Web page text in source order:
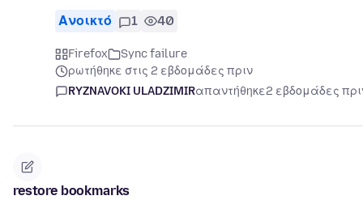
Ανοικτό 1 40
Firefox
Sync failure
ρωτήθηκε στις 2 εβδομάδες πριν
RYZNAVOKI ULADZIMIRαπαντήθηκε2 εβδομάδες
restore bookmarks